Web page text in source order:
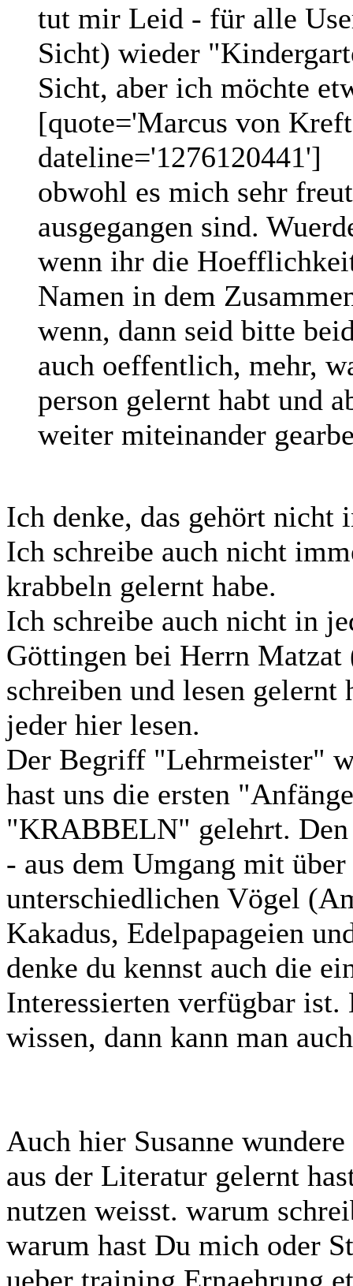
tut mir Leid - für alle
Sicht) wieder
Sicht, aber ich möchte
[quote='Marcus von
dateline='1276120441']
obwohl es mich sehr
ausgegangen sind.
wenn ihr die
Namen in dem
wenn, dann seid bitte
auch oeffentlich, mehr,
person gelernt habt und
weiter miteinander
Ich denke, das gehört nicht
Ich schreibe auch nicht
krabbeln gelernt habe.
Ich schreibe auch nicht in
Göttingen bei Herrn
schreiben und lesen gelernt
jeder hier lesen.
Der Begriff "Lehrmeister"
hast uns die ersten
"KRABBELN" gelehrt.
- aus dem Umgang mit
unterschiedlichen Vögel
Kakadus, Edelpapageien
denke du kennst auch die
Interessierten verfügbar ist.
wissen, dann kann man
Auch hier Susanne
aus der Literatur gelernt
nutzen weisst. warum
warum hast Du mich oder
ueber training Ernaehrung